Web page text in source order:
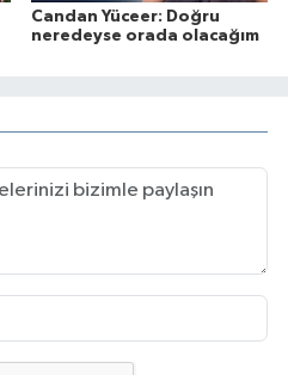
Candan Yüceer: Doğru
neredeyse orada olacağım